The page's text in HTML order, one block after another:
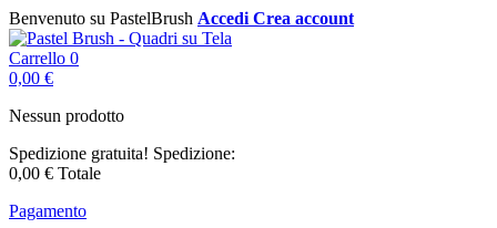
Benvenuto su PastelBrush Accedi Crea account
Carrello 0
0,00 €
Nessun prodotto
Spedizione gratuita! Spedizione:
0,00 € Totale
Pagamento